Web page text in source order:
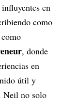
en
como
, donde
en
útil y
Neil no solo